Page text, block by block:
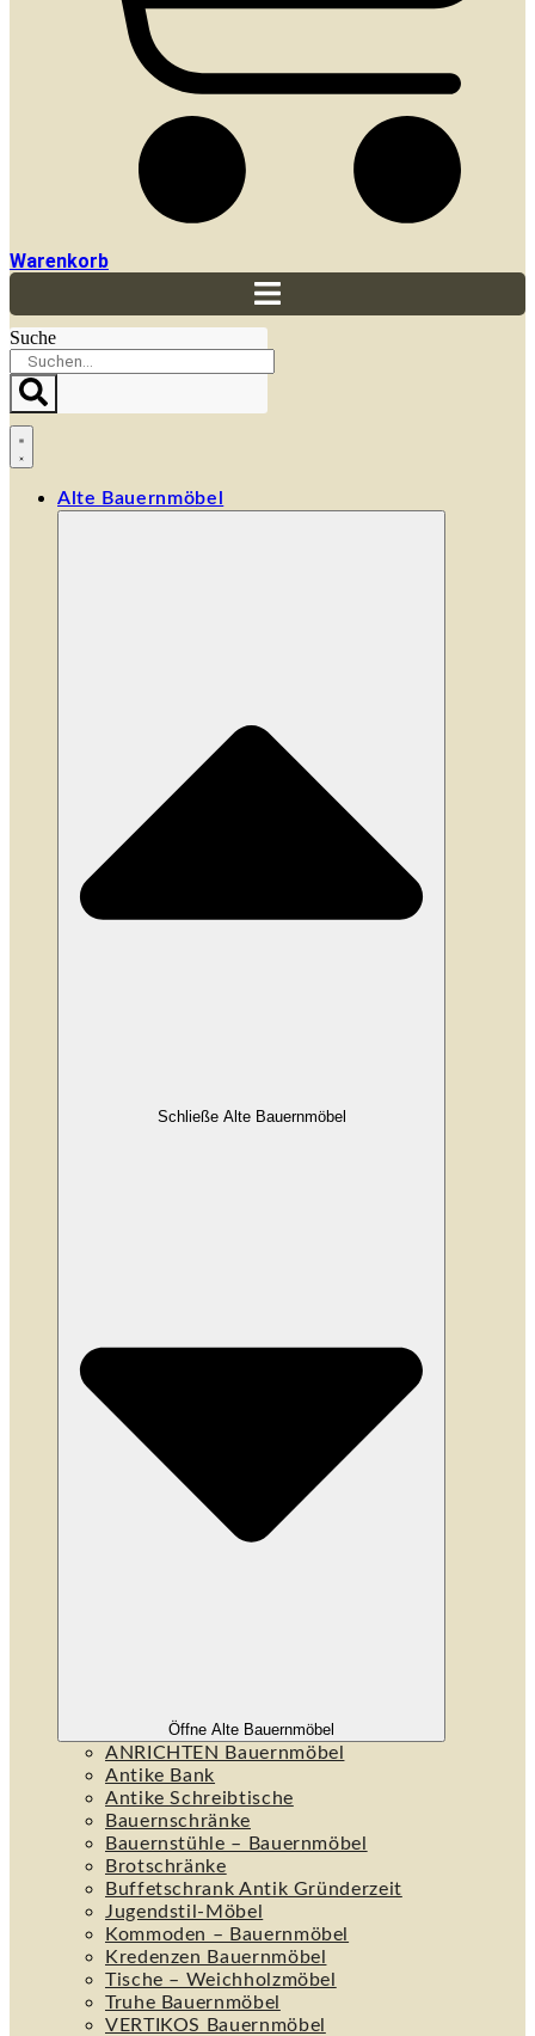
Warenkorb
Suche
Alte Bauernmöbel
Schließe Alte Bauernmöbel
Öffne Alte Bauernmöbel
ANRICHTEN Bauernmöbel
Antike Bank
Antike Schreibtische
Bauernschränke
Bauernstühle – Bauernmöbel
Brotschränke
Buffetschrank Antik Gründerzeit
Jugendstil-Möbel
Kommoden – Bauernmöbel
Kredenzen Bauernmöbel
Tische – Weichholzmöbel
Truhe Bauernmöbel
VERTIKOS Bauernmöbel